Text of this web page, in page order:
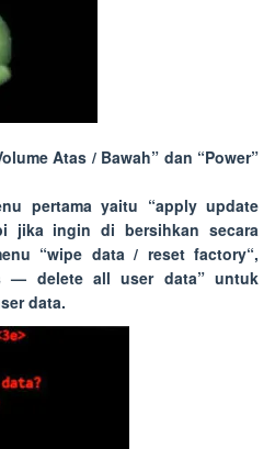
Atas / Bawah” dan “Power”
pertama yaitu “apply update
jika ingin di bersihkan secara
“wipe data / reset factory“,
— delete all user data” untuk
data.